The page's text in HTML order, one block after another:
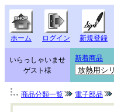
ホーム ログイン 新規登録
いらっしゃいませ
ゲスト様
新着商品
商品分類一覧 電子部品